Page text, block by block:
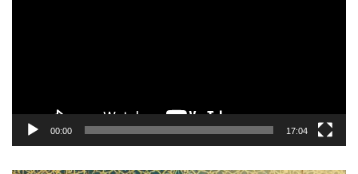
00:00 17:04